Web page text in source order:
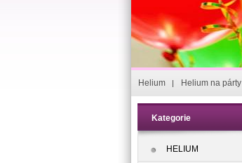
Helium Helium na párty
Kategorie
HELIUM